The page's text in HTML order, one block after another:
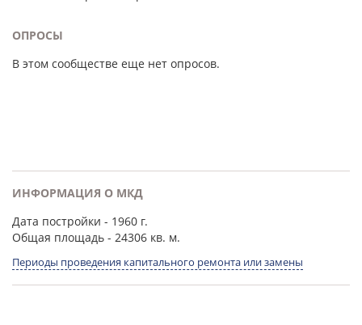
ОПРОСЫ
В этом сообществе еще нет опросов.
ИНФОРМАЦИЯ О МКД
Дата постройки - 1960 г.
Общая площадь - 24306 кв. м.
Периоды проведения капитального ремонта или замены